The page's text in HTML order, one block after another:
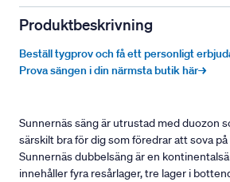
Produktbeskrivning
Beställ tygprov och få ett personligt
Prova sängen i din närmsta butik här→
Sunnernäs säng är utrustad med duozon
särskilt bra för dig som föredrar att sova på
Sunnernäs dubbelsäng är en
innehåller fyra resårlager, tre lager i